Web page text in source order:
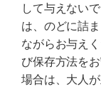
して与えない
は、のどに詰
ながらお与え
び保存方法を
場合は、大人